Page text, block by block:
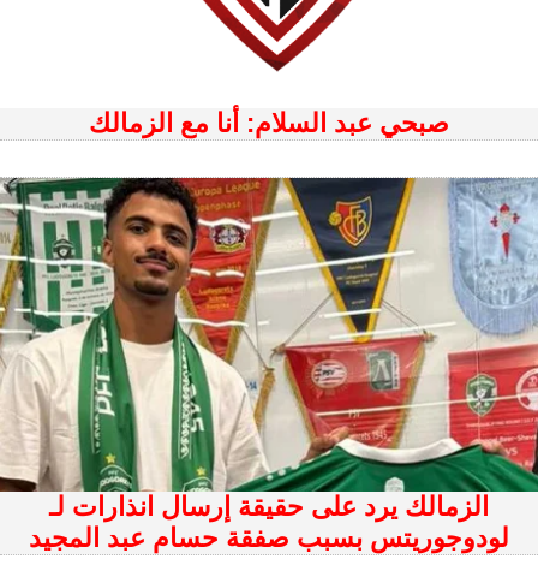
صبحي عبد السلام: أنا مع الزمالك
الزمالك يرد على حقيقة إرسال انذارات لـ
لودوجوريتس بسبب صفقة حسام عبد المجيد